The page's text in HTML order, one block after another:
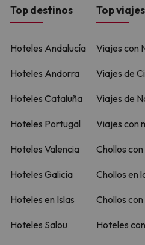
Top destinos
Hoteles Andalucía
Hoteles Andorra
Hoteles Cataluña
Hoteles Portugal
Hoteles Valencia
Hoteles Galicia
Hoteles en Islas
Hoteles Salou
Top
Viajes con
Viajes de
Viajes de
Viajes con
Chollos
Chollos en
Chollos
Hoteles